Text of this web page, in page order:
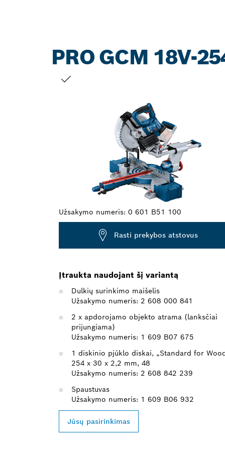
PRO GCM 18V-
Užsakymo numeris: 0 601 B51 100
Rasti prekybos atstovus
Įtraukta naudojant šį variantą
Dulkių surinkimo maišelis
Užsakymo numeris: 2 608 000 841
2 x apdorojamo objekto atrama (lanksčiai
prijungiama)
Užsakymo numeris: 1 609 B07 675
1 diskinio pjūklo diskai, „Standard for
254 x 30 x 2,2 mm, 48
Užsakymo numeris: 2 608 842 239
Spaustuvas
Užsakymo numeris: 1 609 B06 932
Jūsų pasirinkimas